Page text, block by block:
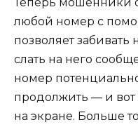
любой номер с
позволяет
слать на него
номер
продолжить — и
на экране. Больше